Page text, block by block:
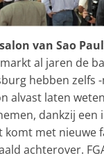
van Sao
al jaren de
hebben zelfs
alvast laten
dankzij
komt met nieuwe
achterover.